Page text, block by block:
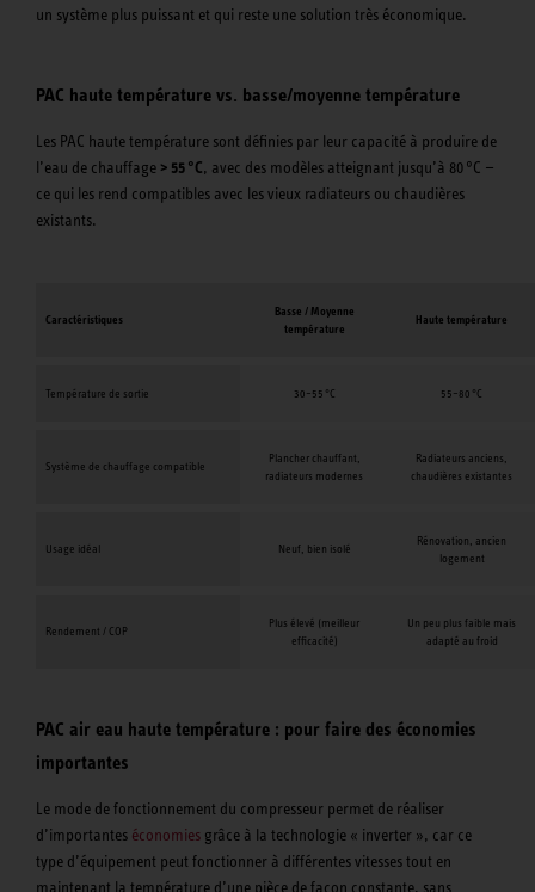
un système plus puissant et qui reste une solution très économique.
PAC haute température vs. basse/moyenne température
Les PAC haute température sont définies par leur capacité à produire de
l’eau de chauffage > 55 °C, avec des modèles atteignant jusqu’à 80 °C —
ce qui les rend compatibles avec les vieux radiateurs ou chaudières
existants.
Caractéristiques
Basse / Moyenne
température
Haute température
Température de sortie 30–55 °C 55–80 °C
Système de chauffage compatible
Plancher chauffant,
radiateurs modernes
Radiateurs anciens,
chaudières existantes
Usage idéal Neuf, bien isolé
Rénovation, ancien
logement
Rendement / COP
Plus élevé (meilleur
efficacité)
Un peu plus faible mais
adapté au froid
PAC air eau haute température : pour faire des économies
importantes
Le mode de fonctionnement du compresseur permet de réaliser
d’importantes économies grâce à la technologie « inverter », car ce
type d’équipement peut fonctionner à différentes vitesses tout en
maintenant la température d’une pièce de façon constante, sans